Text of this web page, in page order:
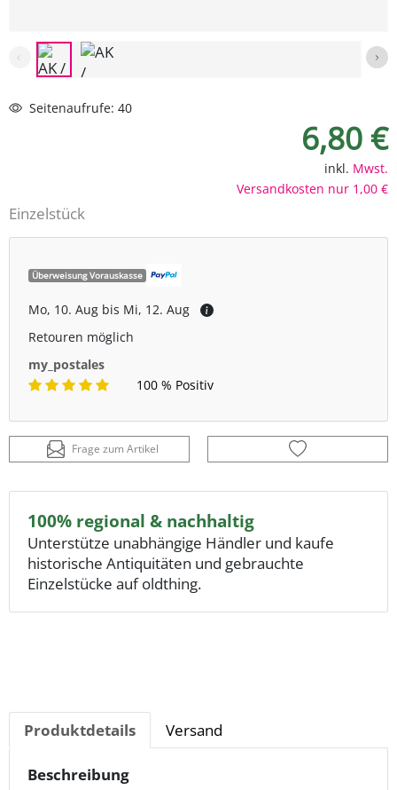
Seitenaufrufe: 40
6,80 €
inkl. Mwst.
Versandkosten nur 1,00 €
Einzelstück
Überweisung Vorauskasse
Mo, 10. Aug bis Mi, 12. Aug
Retouren möglich
my_postales
100 % Positiv
Frage zum Artikel
100% regional & nachhaltig
Unterstütze unabhängige Händler und kaufe
historische Antiquitäten und gebrauchte
Einzelstücke auf oldthing.
Produktdetails Versand
Beschreibung